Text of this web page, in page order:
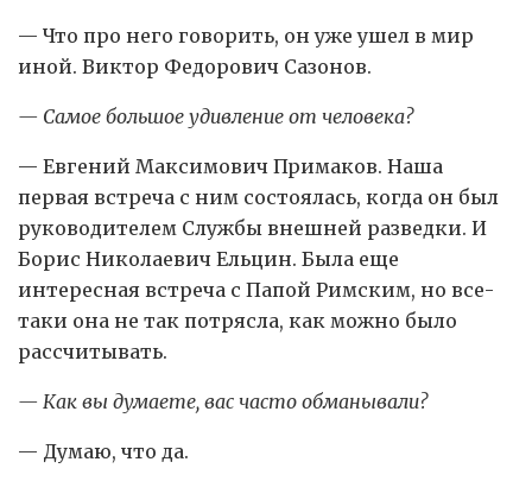
— Что про него говорить, он уже ушел в мир
иной. Виктор Федорович Сазонов.
— Самое большое удивление от человека?
— Евгений Максимович Примаков. Наша
первая встреча с ним состоялась, когда он был
руководителем Службы внешней разведки. И
Борис Николаевич Ельцин. Была еще
интересная встреча с Папой Римским, но все-
таки она не так потрясла, как можно было
рассчитывать.
— Как вы думаете, вас часто обманывали?
— Думаю, что да.